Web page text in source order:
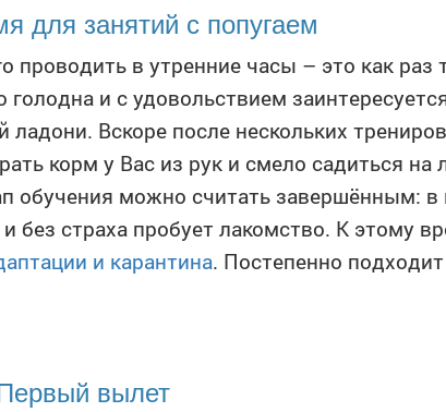
для занятий с попугаем
проводить в утренние часы – это как раз
голодна и с удовольствием
Вскоре после нескольких
корм у Вас из рук и смело садиться на
обучения можно считать завершённым: в
без страха пробует лакомство. К этому
и карантина. Постепенно
вылет